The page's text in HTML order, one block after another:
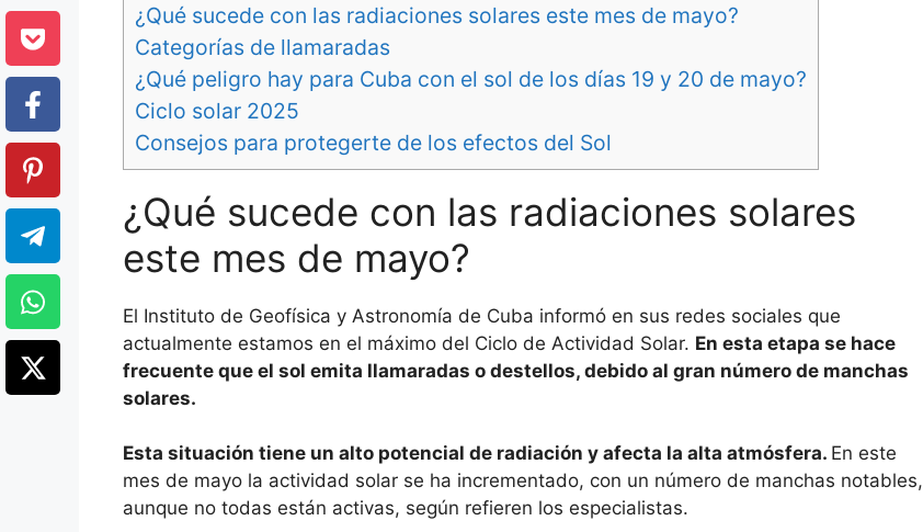
¿Qué sucede con las radiaciones solares este mes de mayo?
Categorías de llamaradas
¿Qué peligro hay para Cuba con el sol de los días 19 y 20 de mayo?
Ciclo solar 2025
Consejos para protegerte de los efectos del Sol
¿Qué sucede con las radiaciones solares
este mes de mayo?
El Instituto de Geofísica y Astronomía de Cuba informó en sus redes sociales que
actualmente estamos en el máximo del Ciclo de Actividad Solar. En esta etapa se hace
frecuente que el sol emita llamaradas o destellos, debido al gran número de manchas
solares.
Esta situación tiene un alto potencial de radiación y afecta la alta atmósfera. En este
mes de mayo la actividad solar se ha incrementado, con un número de manchas notables,
aunque no todas están activas, según refieren los especialistas.